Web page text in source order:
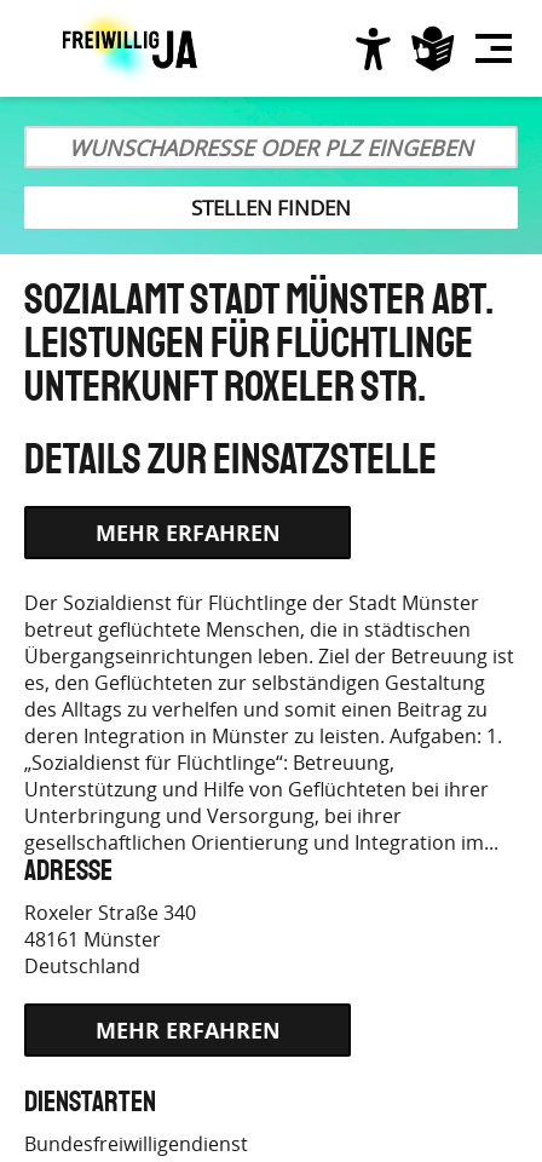
Hauptnavigation
Sozialamt Stadt Münster Abt.
Leistungen für Flüchtlinge
Unterkunft Roxeler Str.
EINSATZS…
Der Sozialdienst für Flüchtlinge der Stadt Münster
betreut geflüchtete Menschen, die in städtischen
Übergangseinrichtungen leben. Ziel der Betreuung ist
es, den Geflüchteten zur selbständigen Gestaltung
des Alltags zu verhelfen und somit einen Beitrag zu
deren Integration in Münster zu leisten. Aufgaben: 1.
„Sozialdienst für Flüchtlinge“: Betreuung,
Unterstützung und Hilfe von Geflüchteten bei ihrer
Unterbringung und Versorgung, bei ihrer
gesellschaftlichen Orientierung und Integration im...
Adresse
Roxeler Straße 340
48161 Münster
Deutschland
EINSATZS…
Dienstarten
Bundesfreiwilligendienst